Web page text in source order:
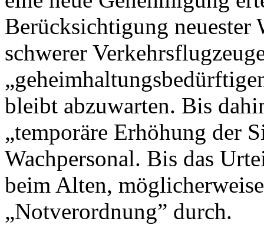
Berücksichtigung neuester
schwerer
bleibt abzuwarten. Bis
„temporäre Erhöhung der
Wachpersonal. Bis das
beim Alten,
„Notverordnung” durch.